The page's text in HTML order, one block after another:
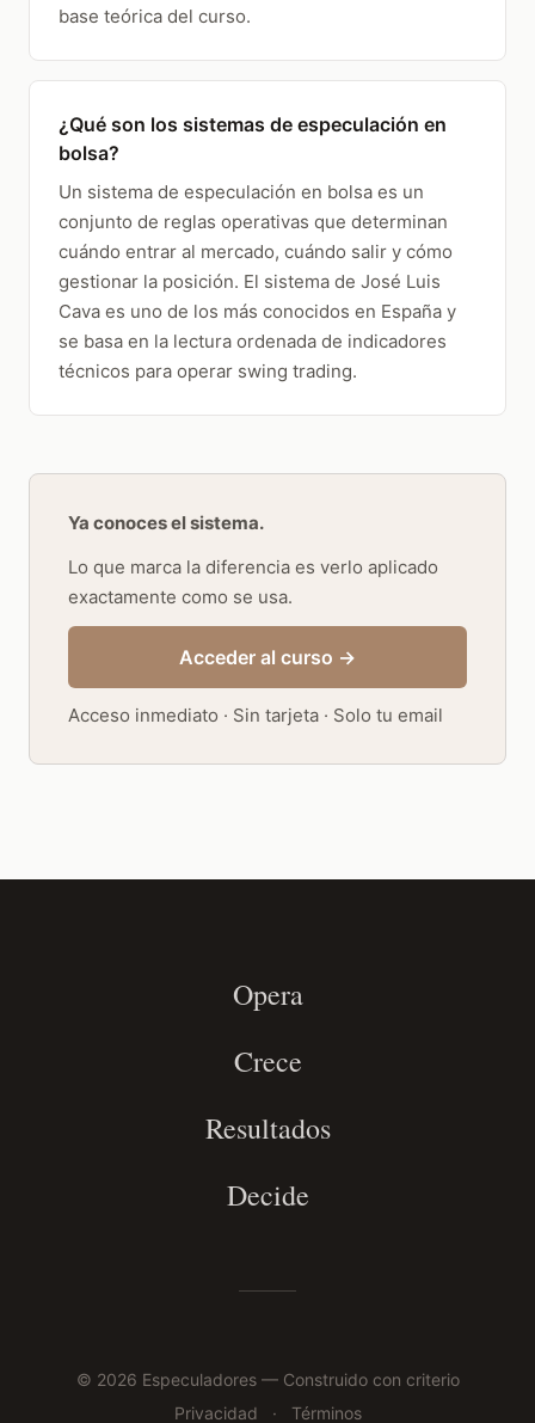
base teórica del curso.
¿Qué son los sistemas de especulación en
bolsa?
Un sistema de especulación en bolsa es un
conjunto de reglas operativas que determinan
cuándo entrar al mercado, cuándo salir y cómo
gestionar la posición. El sistema de José Luis
Cava es uno de los más conocidos en España y
se basa en la lectura ordenada de indicadores
técnicos para operar swing trading.
Ya conoces el sistema.
Lo que marca la diferencia es verlo aplicado
exactamente como se usa.
Acceder al curso →
Acceso inmediato · Sin tarjeta · Solo tu email
Opera
Crece
Resultados
Decide
© 2026 Especuladores — Construido con criterio
Privacidad
· Términos